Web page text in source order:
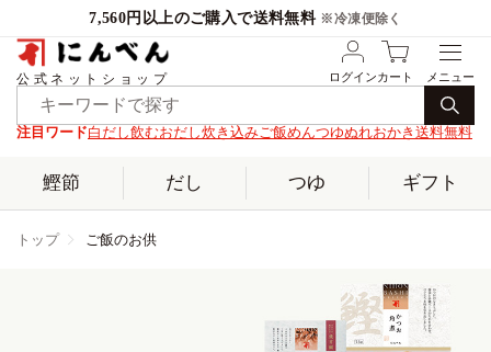
7,560円以上のご購入で送料無料 ※冷凍便除く
公式ネットショップ ログインカート
注目ワード白だし飲むおだし炊き込みご飯めんつゆぬれおかき 送料無料
鰹節 だし つゆ ギフト
トップ ご飯のお供